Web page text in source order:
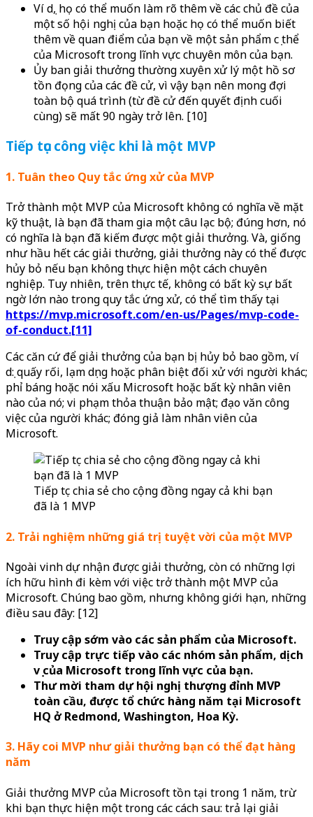
Ví dụ, họ có thể muốn làm rõ thêm về các chủ đề của
một số hội nghị của bạn hoặc họ có thể muốn biết
thêm về quan điểm của bạn về một sản phẩm cụ thể
của Microsoft trong lĩnh vực chuyên môn của bạn.
Ủy ban giải thưởng thường xuyên xử lý một hồ sơ
tồn đọng của các đề cử, vì vậy bạn nên mong đợi
toàn bộ quá trình (từ đề cử đến quyết định cuối
cùng) sẽ mất 90 ngày trở lên. [10]
Tiếp tục công việc khi là một MVP
1. Tuân theo Quy tắc ứng xử của MVP
Trở thành một MVP của Microsoft không có nghĩa về mặt
kỹ thuật, là bạn đã tham gia một câu lạc bộ; đúng hơn, nó
có nghĩa là bạn đã kiếm được một giải thưởng. Và, giống
như hầu hết các giải thưởng, giải thưởng này có thể được
hủy bỏ nếu bạn không thực hiện một cách chuyên
nghiệp. Tuy nhiên, trên thực tế, không có bất kỳ sự bất
ngờ lớn nào trong quy tắc ứng xử, có thể tìm thấy tại
https://mvp.microsoft.com/en-us/Pages/mvp-code-
of-conduct.[11]
Các căn cứ để giải thưởng của bạn bị hủy bỏ bao gồm, ví
dụ: quấy rối, lạm dụng hoặc phân biệt đối xử với người khác;
phỉ báng hoặc nói xấu Microsoft hoặc bất kỳ nhân viên
nào của nó; vi phạm thỏa thuận bảo mật; đạo văn công
việc của người khác; đóng giả làm nhân viên của
Microsoft.
Tiếp tục chia sẻ cho cộng đồng ngay cả khi bạn
đã là 1 MVP
2. Trải nghiệm những giá trị tuyệt vời của một MVP
Ngoài vinh dự nhận được giải thưởng, còn có những lợi
ích hữu hình đi kèm với việc trở thành một MVP của
Microsoft. Chúng bao gồm, nhưng không giới hạn, những
điều sau đây: [12]
Truy cập sớm vào các sản phẩm của Microsoft.
Truy cập trực tiếp vào các nhóm sản phẩm, dịch
vụ của Microsoft trong lĩnh vực của bạn.
Thư mời tham dự hội nghị thượng đỉnh MVP
toàn cầu, được tổ chức hàng năm tại Microsoft
HQ ở Redmond, Washington, Hoa Kỳ.
3. Hãy coi MVP như giải thưởng bạn có thể đạt hàng
năm
Giải thưởng MVP của Microsoft tồn tại trong 1 năm, trừ
khi bạn thực hiện một trong các cách sau: trả lại giải